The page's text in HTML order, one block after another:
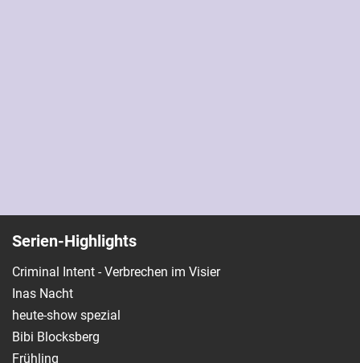
Serien-Highlights
Criminal Intent - Verbrechen im Visier
Inas Nacht
heute-show spezial
Bibi Blocksberg
Frühling